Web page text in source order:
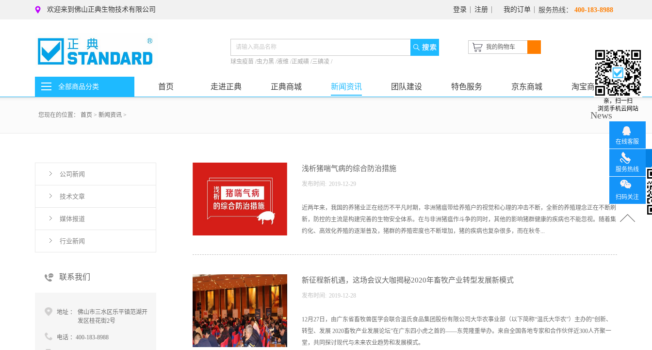
欢迎来到佛山正典生物技术有限公司 服务热线： 400-183-8988
我的订单
登录 注册
球虫疫苗 /虫力黑 /液维 /正威磺 /三碘凌 /
我的购物车
全部商品分类 首页 走进正典 正典商城 新闻资讯 团队建设 特色服务 京东商城 淘宝商城
News
公司新闻
技术文章
媒体报道
行业新闻
联系我们
地址 ：
佛山市三水区乐平镇范湖开
发区桂花街2号
电话 ：400-183-8988
您现在的位置： 首页 > 新闻资讯 >
浅析猪喘气病的综合防治措施
发布时间: 2019-12-29
近两年来，我国的养猪业正在经历不平凡时期，非洲猪瘟带给养殖户的视觉和心理的冲击不断，全新的养殖理念正在不断刷
新，防控的主流是构建完善的生物安全体系。在与非洲猪瘟作斗争的同时，其他的影响猪群健康的疾病也不能忽视。随着集
约化、高效化养殖的逐渐普及，猪群的养殖密度也不断增加，猪的疾病也复杂很多，而在秋冬...
新征程新机遇，这场会议大咖揭秘2020年畜牧产业转型发展新模式
发布时间: 2019-12-28
12月27日，由广东省畜牧兽医学会联合温氏食品集团股份有限公司大华农事业部（以下简称“温氏大华农”）主办的“创新、
转型、发展 2020畜牧产业发展论坛”在广东四小虎之首的——东莞隆重举办。来自全国各地专家和合作伙伴近300人齐聚一
堂，共同探讨现代与未来农业趋势和发展模式。
在线客服
服务热线
扫码关注
亲，扫一扫
浏览手机云网站